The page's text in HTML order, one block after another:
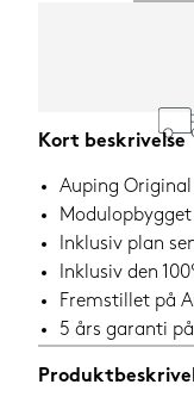
Kort beskrivelse
Auping
Inklusiv plan
Inklusiv den
Fremstillet på
5 års garanti